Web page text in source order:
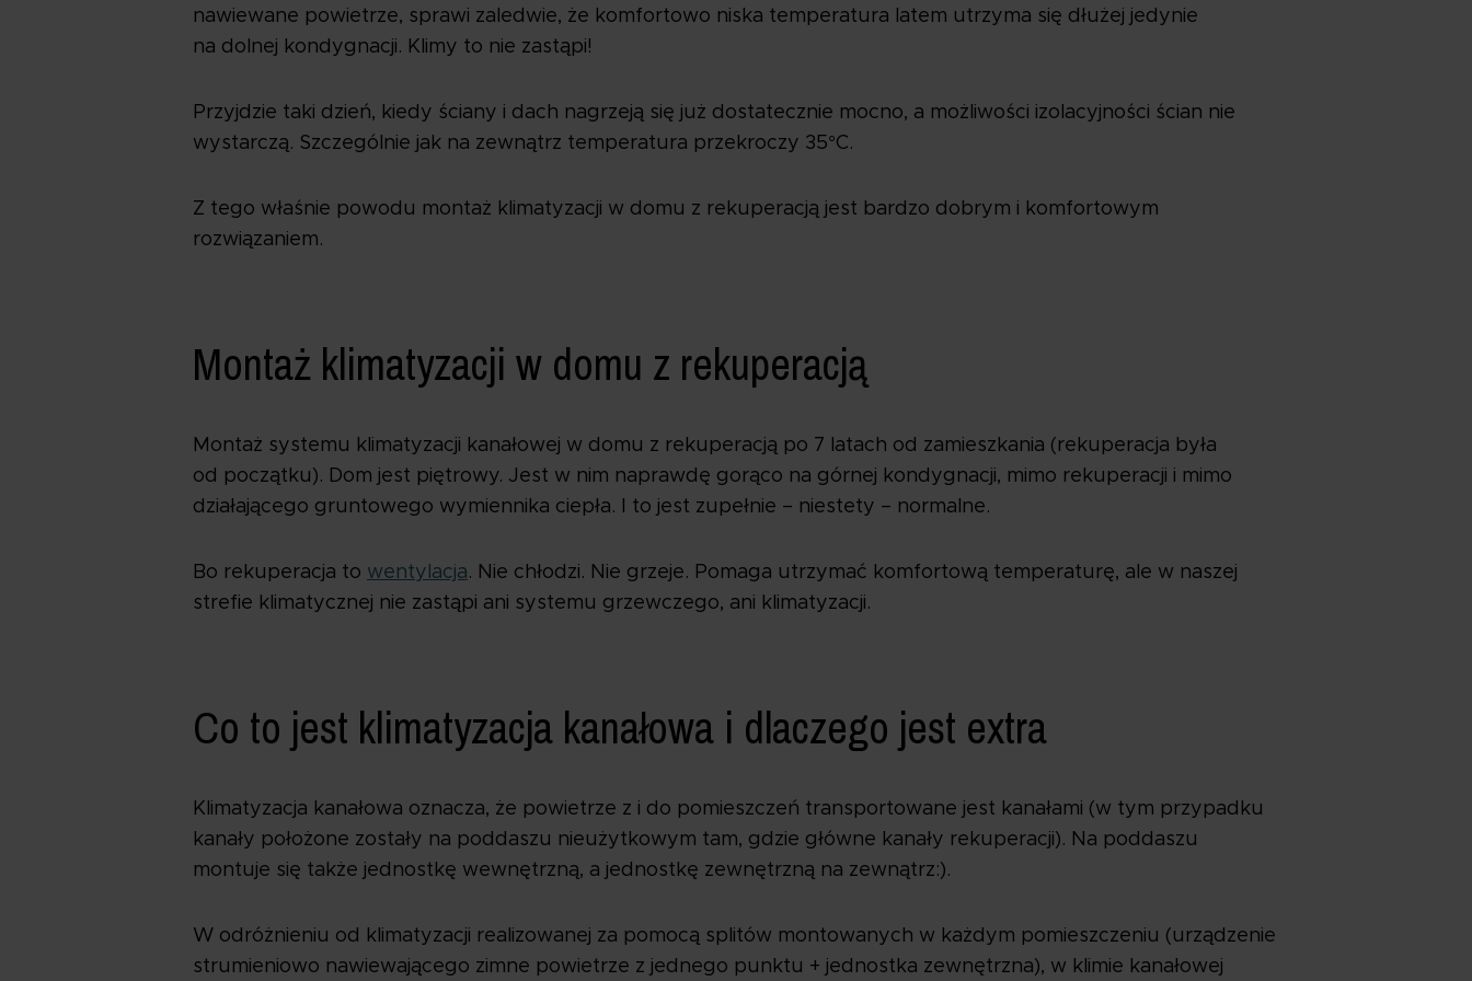
nawiewane powietrze, sprawi zaledwie, że komfortowo niska temperatura latem utrzyma się dłużej jedynie
na dolnej kondygnacji. Klimy to nie zastąpi!
Przyjdzie taki dzień, kiedy ściany i dach nagrzeją się już dostatecznie mocno, a możliwości izolacyjności ścian nie
wystarczą. Szczególnie jak na zewnątrz temperatura przekroczy 35°C.
Z tego właśnie powodu montaż klimatyzacji w domu z rekuperacją jest bardzo dobrym i komfortowym
rozwiązaniem.
Montaż klimatyzacji w domu z rekuperacją
Montaż systemu klimatyzacji kanałowej w domu z rekuperacją po 7 latach od zamieszkania (rekuperacja była
od początku). Dom jest piętrowy. Jest w nim naprawdę gorąco na górnej kondygnacji, mimo rekuperacji i mimo
działającego gruntowego wymiennika ciepła. I to jest zupełnie – niestety – normalne.
Bo rekuperacja to wentylacja. Nie chłodzi. Nie grzeje. Pomaga utrzymać komfortową temperaturę, ale w naszej
strefie klimatycznej nie zastąpi ani systemu grzewczego, ani klimatyzacji.
Co to jest klimatyzacja kanałowa i dlaczego jest extra
Klimatyzacja kanałowa oznacza, że powietrze z i do pomieszczeń transportowane jest kanałami (w tym przypadku
kanały położone zostały na poddaszu nieużytkowym tam, gdzie główne kanały rekuperacji). Na poddaszu
montuje się także jednostkę wewnętrzną, a jednostkę zewnętrzną na zewnątrz:).
W odróżnieniu od klimatyzacji realizowanej za pomocą splitów montowanych w każdym pomieszczeniu (urządzenie
strumieniowo nawiewającego zimne powietrze z jednego punktu + jednostka zewnętrzna), w klimie kanałowej